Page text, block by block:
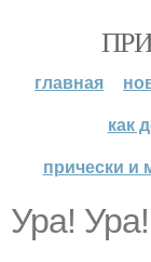
главная
как
прически и
Ура!